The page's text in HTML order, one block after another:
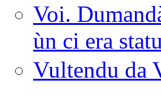
Voi.
ùn ci era
Vultendu da